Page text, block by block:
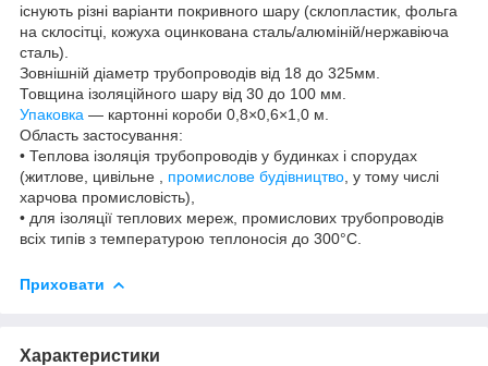
існують різні варіанти покривного шару (склопластик, фольга
на склосітці, кожуха оцинкована сталь/алюміній/нержавіюча
сталь).
Зовнішній діаметр трубопроводів від 18 до 325мм.
Товщина ізоляційного шару від 30 до 100 мм.
Упаковка — картонні короби 0,8×0,6×1,0 м.
Область застосування:
• Теплова ізоляція трубопроводів у будинках і спорудах
(житлове, цивільне , промислове будівництво , у тому числі
харчова промисловість),
• для ізоляції теплових мереж, промислових трубопроводів
всіх типів з температурою теплоносія до 300°С.
Приховати
Характеристики